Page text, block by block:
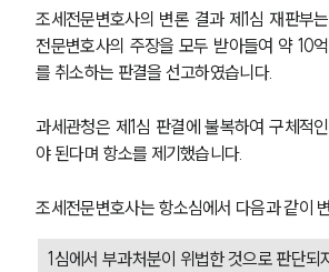
조세전문변호사의 변론 결과 제1심 재판부
전문변호사의 주장을 모두 받아들여 약 10
를 취소하는 판결을 선고하였습니다.
과세관청은 제1심 판결에 불복하여 구체적
야 된다며 항소를 제기했습니다.
조세전문변호사는 항소심에서 다음과 같이
1심에서 부과처분이 위법한 것으로 판단되